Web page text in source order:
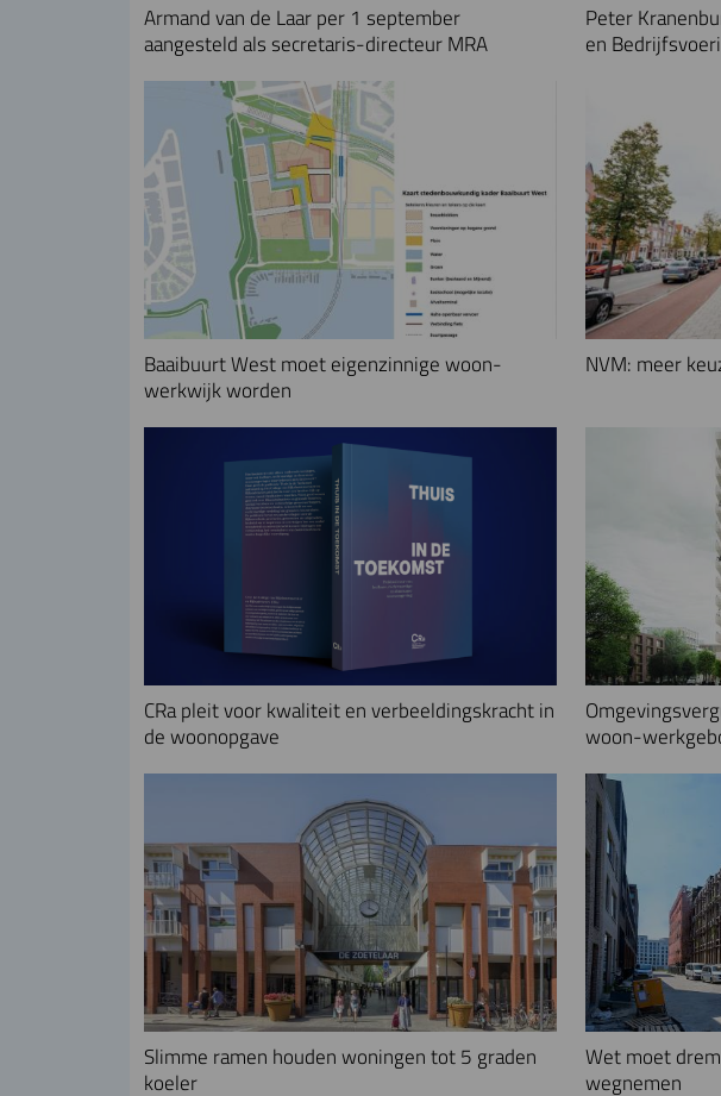
Armand van de Laar per 1 september
aangesteld als secretaris-directeur MRA
Peter
en
Baaibuurt West moet eigenzinnige woon-
werkwijk worden
NVM: meer
CRa pleit voor kwaliteit en verbeeldingskracht in
de woonopgave
woon-
Slimme ramen houden woningen tot 5 graden
koeler
Wet moet
wegnemen